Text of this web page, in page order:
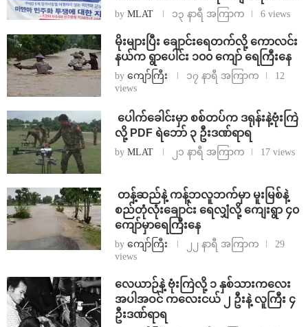
by MLAT ၁၃ နာရီ အကြာက 6 views
⁨မိုးများပြီး ချောင်းရေတက်လို့ ကောလင်း
နယ်က ရွာပေါင်း ၁၀၀ ကျော် ရေကြီးနေ
by ကျော်ကြီး ၁၇ နာရီ အကြာက
12
views
⁩ ⁨ပေါက်ခေါင်းမှာ စစ်တပ်က ဒရုန်းနဲ့ဗုံးကြဲ
လို့ PDF ရဲဘော် ၃ ဦးဒဏ်ရာရ
by MLAT ၂၁ နာရီ အကြာက 17 views
⁩ ⁨တန့်ဆည်နဲ့ ကန့်ဘလူဘက်မှာ မူးမြစ်နဲ့
စည်တုံလုံးချောင်း ရေလျှံလို့ ကျေးရွာ ၄၀
ကျော်မှာရေကြီးနေ
by ကျော်ကြီး ၂၂ နာရီ အကြာက
29
views
⁨လေယာဉ်နဲ့ ဗုံးကြဲလို့ ၁ နှစ်သားကလေး
အပါအဝင် ကလေးငယ် ၂ ဦးနဲ့ လူကြီး ၄
ဦးဒဏ်ရာရ